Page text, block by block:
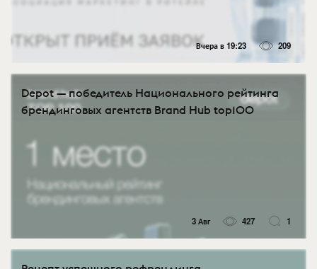
Вчера в 19:23 209
Depot — победитель Национального рейтинга
брендинговых агентств Brand Hub top100
3 Авг 427 1